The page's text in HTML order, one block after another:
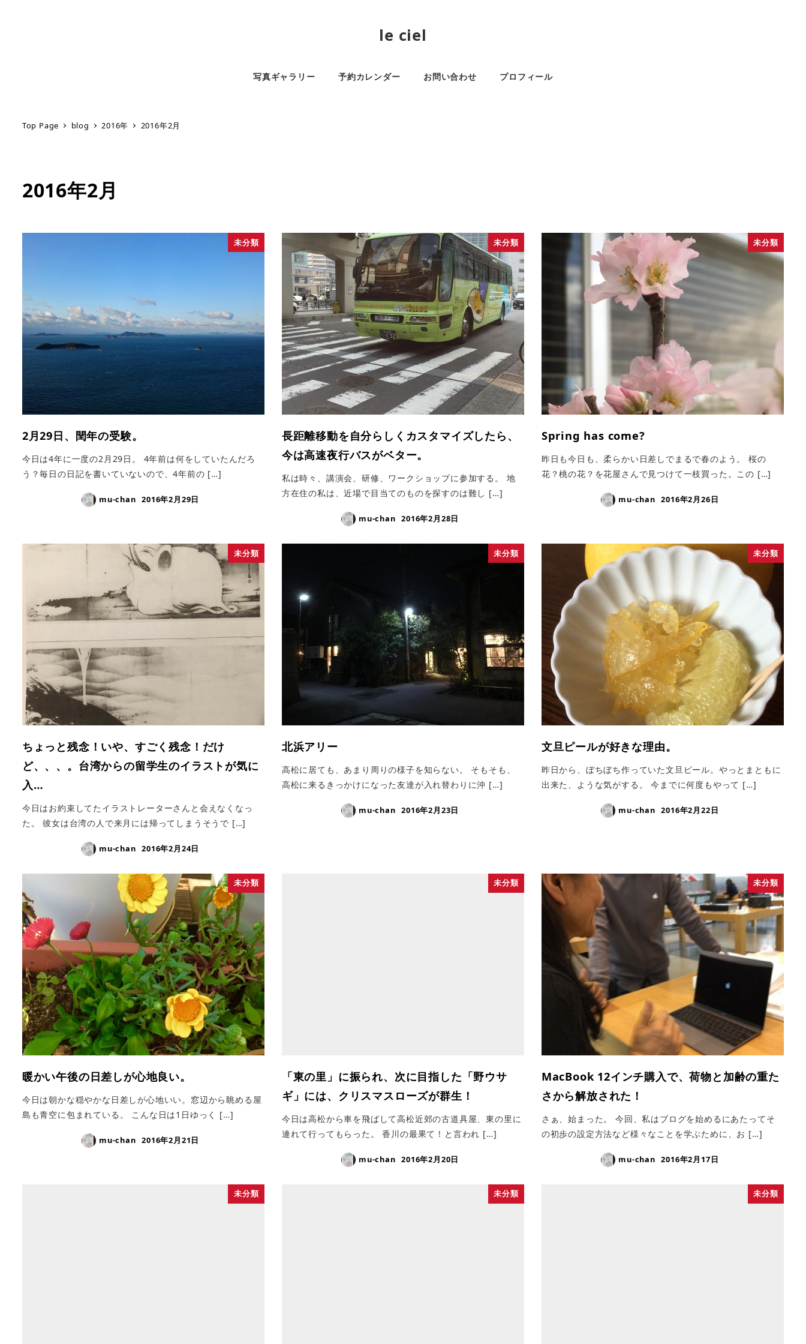
le ciel
写真ギャラリー 予約カレンダー お問い合わせ プロフィール
Top Page blog 2016年 2016年2月
2016年2月
未分類
2月29日、閏年の受験。
今日は4年に一度の2月29日。 4年前は何をしていたんだろ
う？毎日の日記を書いていないので、4年前の […]
mu-chan 2016年2月29日
未分類
長距離移動を自分らしくカスタマイズしたら、
今は高速夜行バスがベター。
私は時々、講演会、研修、ワークショップに参加する。 地
方在住の私は、近場で目当てのものを探すのは難し […]
mu-chan 2016年2月28日
未分類
Spring has come?
昨日も今日も、柔らかい日差しでまるで春のよう。 桜の
花？桃の花？を花屋さんで見つけて一枝買った。この […]
mu-chan 2016年2月26日
未分類
ちょっと残念！いや、すごく残念！だけ
ど、、、。台湾からの留学生のイラストが気に
入…
今日はお約束してたイラストレーターさんと会えなくなっ
た。 彼女は台湾の人で来月には帰ってしまうそうで […]
mu-chan 2016年2月24日
未分類
北浜アリー
高松に居ても、あまり周りの様子を知らない。 そもそも、
高松に来るきっかけになった友達が入れ替わりに沖 […]
mu-chan 2016年2月23日
未分類
文旦ピールが好きな理由。
昨日から、ぼちぼち作っていた文旦ピール。やっとまともに
出来た、ような気がする。 今までに何度もやって […]
mu-chan 2016年2月22日
未分類
暖かい午後の日差しが心地良い。
今日は朝かな穏やかな日差しが心地いい。窓辺から眺める屋
島も青空に包まれている。 こんな日は1日ゆっく […]
mu-chan 2016年2月21日
未分類
「東の里」に振られ、次に目指した「野ウサ
ギ」には、クリスマスローズが群生！
今日は高松から車を飛ばして高松近郊の古道具屋、東の里に
連れて行ってもらった。 香川の最果て！と言われ […]
mu-chan 2016年2月20日
未分類
MacBook 12インチ購入で、荷物と加齢の重た
さから解放された！
さぁ、始まった。 今回、私はブログを始めるにあたってそ
の初歩の設定方法など様々なことを学ぶために、お […]
mu-chan 2016年2月17日
未分類 未分類 未分類